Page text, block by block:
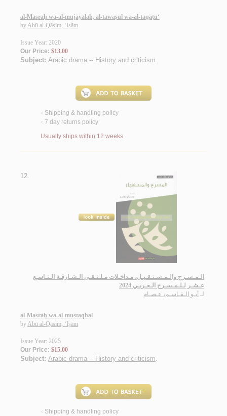
al-Masraḥ wa-al-mujāyalah, al-tawāṣul wa-al-taqāṭu‘
byAbū al-Qāsim, ‘Iṣām
Issue Year: 2020
Our Price: $13.00
Subject: Arabic drama -- History and criticism.
< Shipping & handling policy
< 7 day returns policy
Usually ships within 12 weeks
12.
الـمـسـرح والـمـسـتـقـبـل، مـداخـلات مـلـتـقـى الـشـارقـة الـتـاسـع
عـشـر لـلـمـسـرح الـعـربـي 2024
لـ أبـو الـقـاسـم، عـصـام
al-Masraḥ wa-al-mustaqbal
byAbū al-Qāsim, ‘Iṣām
Issue Year: 2025
Our Price: $15.00
Subject: Arabic drama -- History and criticism.
< Shipping & handling policy